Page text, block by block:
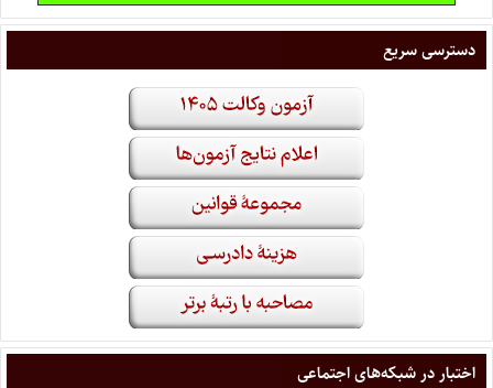
دسترسی سریع
اختبار در شبکه‌های اجتماعی